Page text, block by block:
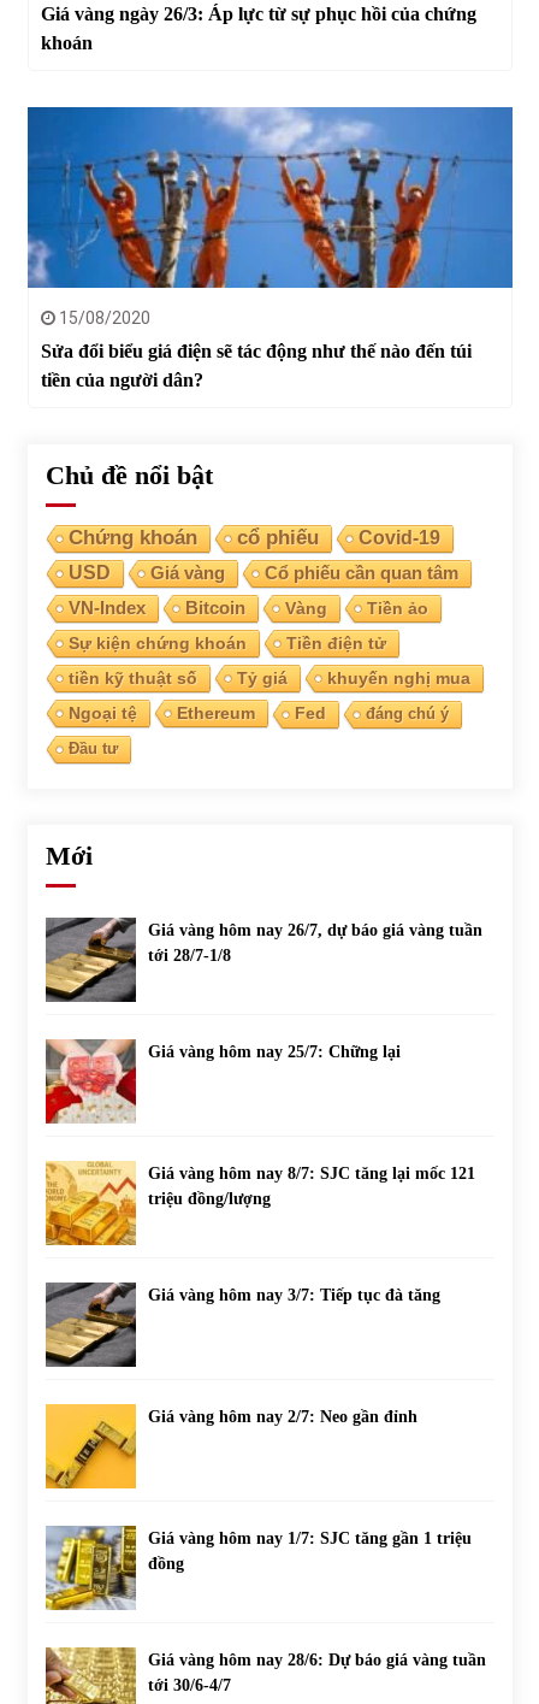
Giá vàng ngày 26/3: Áp lực từ sự phục hồi của chứng
khoán
15/08/2020
Sửa đổi biểu giá điện sẽ tác động như thế nào đến túi
tiền của người dân?
Chủ đề nổi bật
Chứng khoán cổ phiếu
Covid-19
USD
Giá vàng Cổ phiếu cần quan tâm
VN-Index Bitcoin Vàng
Tiền ảo
Sự kiện chứng khoán
Tiền điện tử
tiền kỹ thuật số
Tỷ giá
khuyến nghị mua
Ngoại tệ
Ethereum Fed
đáng chú ý
Đầu tư
Mới
Giá vàng hôm nay 26/7, dự báo giá vàng tuần
tới 28/7-1/8
Giá vàng hôm nay 25/7: Chững lại
Giá vàng hôm nay 8/7: SJC tăng lại mốc 121
triệu đồng/lượng
Giá vàng hôm nay 3/7: Tiếp tục đà tăng
Giá vàng hôm nay 2/7: Neo gần đỉnh
Giá vàng hôm nay 1/7: SJC tăng gần 1 triệu
đồng
Giá vàng hôm nay 28/6: Dự báo giá vàng tuần
tới 30/6-4/7